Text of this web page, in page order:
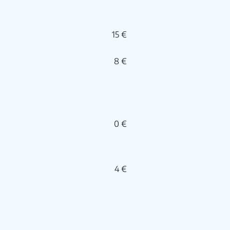
15 €
8 €
0 €
4 €